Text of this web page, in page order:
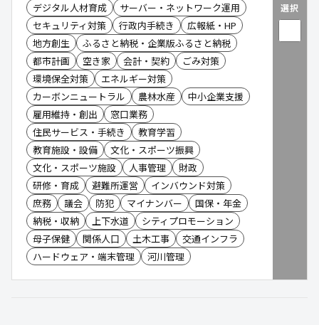
デジタル人材育成
サーバー・ネットワーク運用
セキュリティ対策
行政内手続き
広報紙・HP
地方創生
ふるさと納税・企業版ふるさと納税
都市計画
空き家 会計・契約
ごみ対策
環境保全対策
エネルギー対策
カーボンニュートラル
農林水産
中小企業支援
雇用維持・創出
窓口業務
住民サービス・手続き
教育学習
教育施設・設備
文化・スポーツ振興
文化・スポーツ施設
人事管理
財政
研修・育成
避難所運営
インバウンド対策
庶務
議会 防犯 マイナンバー
国保・年金
納税・収納
上下水道
シティプロモーション
母子保健
関係人口 土木工事
交通インフラ
ハードウェア・端末管理
河川管理
選択